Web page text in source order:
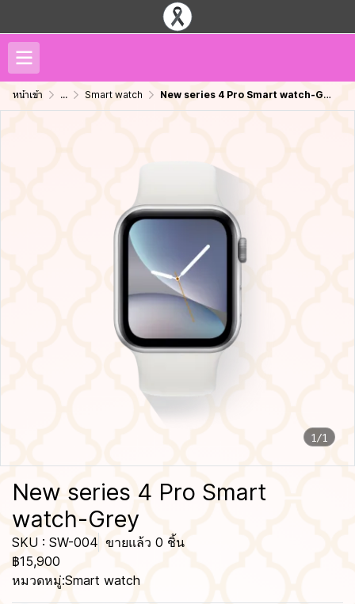
หน้าเข้า ... Smart watch New series 4 Pro Smart watch-Grey
1/1
New series 4 Pro Smart
watch-Grey
SKU : SW-004 ขายแล้ว 0 ชิ้น
฿15,900
หมวดหมู่:Smart watch